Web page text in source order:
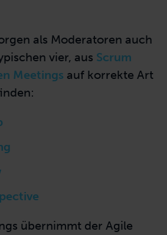
als Moderatoren auch
vier, aus Scrum
Meetings auf korrekte Art
übernimmt der Agile